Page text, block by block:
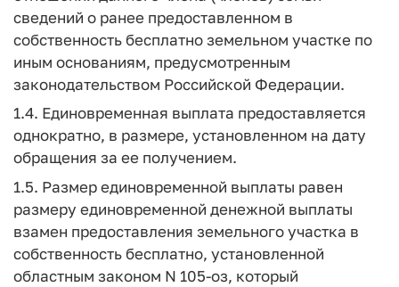
сведений о ранее предоставленном в
собственность бесплатно земельном участке по
иным основаниям, предусмотренным
законодательством Российской Федерации.
1.4. Единовременная выплата предоставляется
однократно, в размере, установленном на дату
обращения за ее получением.
1.5. Размер единовременной выплаты равен
размеру единовременной денежной выплаты
взамен предоставления земельного участка в
собственность бесплатно, установленной
областным законом N 105-оз, который